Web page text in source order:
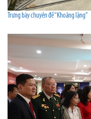
Trưng bày chuyên đề “Khoảng lặng”